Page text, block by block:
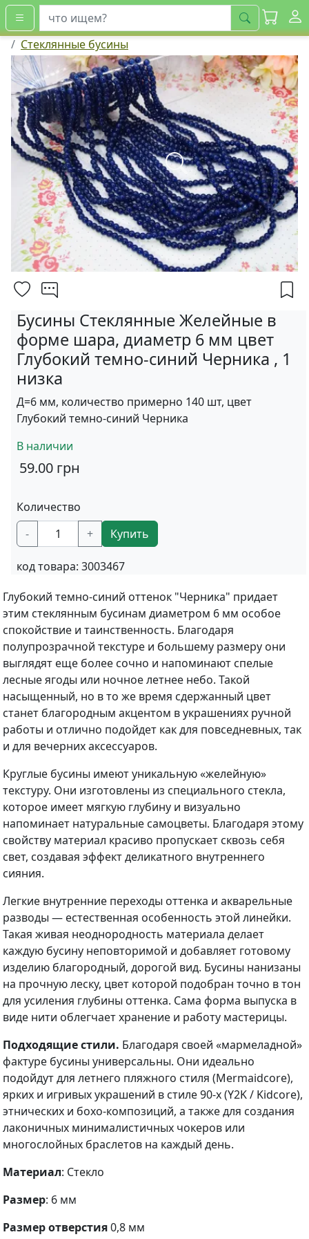
искать
Стеклянные бусины
Бусины Стеклянные Желейные в
форме шара, диаметр 6 мм цвет
Глубокий темно-синий Черника , 1
низка
Д=6 мм, количество примерно 140 шт, цвет
Глубокий темно-синий Черника
В наличии
59.00 грн
Количество
-
+ Купить
код товара: 3003467
Глубокий темно-синий оттенок "Черника" придает
этим стеклянным бусинам диаметром 6 мм особое
спокойствие и таинственность. Благодаря
полупрозрачной текстуре и большему размеру они
выглядят еще более сочно и напоминают спелые
лесные ягоды или ночное летнее небо. Такой
насыщенный, но в то же время сдержанный цвет
станет благородным акцентом в украшениях ручной
работы и отлично подойдет как для повседневных, так
и для вечерних аксессуаров.
Круглые бусины имеют уникальную «желейную»
текстуру. Они изготовлены из специального стекла,
которое имеет мягкую глубину и визуально
напоминает натуральные самоцветы. Благодаря этому
свойству материал красиво пропускает сквозь себя
свет, создавая эффект деликатного внутреннего
сияния.
Легкие внутренние переходы оттенка и акварельные
разводы — естественная особенность этой линейки.
Такая живая неоднородность материала делает
каждую бусину неповторимой и добавляет готовому
изделию благородный, дорогой вид. Бусины нанизаны
на прочную леску, цвет которой подобран точно в тон
для усиления глубины оттенка. Сама форма выпуска в
виде нити облегчает хранение и работу мастерицы.
Подходящие стили. Благодаря своей «мармеладной»
фактуре бусины универсальны. Они идеально
подойдут для летнего пляжного стиля (Mermaidcore),
ярких и игривых украшений в стиле 90-х (Y2K / Kidcore),
этнических и бохо-композиций, а также для создания
лаконичных минималистичных чокеров или
многослойных браслетов на каждый день.
Материал: Стекло
Размер: 6 мм
Размер отверстия0,8 мм